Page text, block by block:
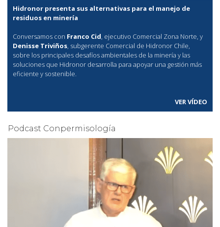
Hidronor presenta sus alternativas para el manejo de
residuos en minería
Conversamos con Franco Cid, ejecutivo Comercial Zona Norte, y
Denisse Triviños, subgerente Comercial de Hidronor Chile,
sobre los principales desafíos ambientales de la minería y las
soluciones que Hidronor desarrolla para apoyar una gestión más
eficiente y sostenible.
VER VÍDEO
Podcast Conpermisología